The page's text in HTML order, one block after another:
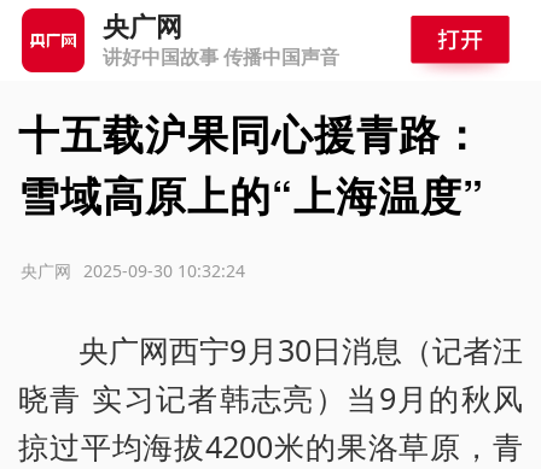
央广网
讲好中国故事 传播中国声音
十五载沪果同心援青路：
雪域高原上的“上海温度”
2025-09-30 10:32:24
央广网
央广网西宁9月30日消息（记者汪
晓青 实习记者韩志亮）当9月的秋风
掠过平均海拔4200米的果洛草原，青